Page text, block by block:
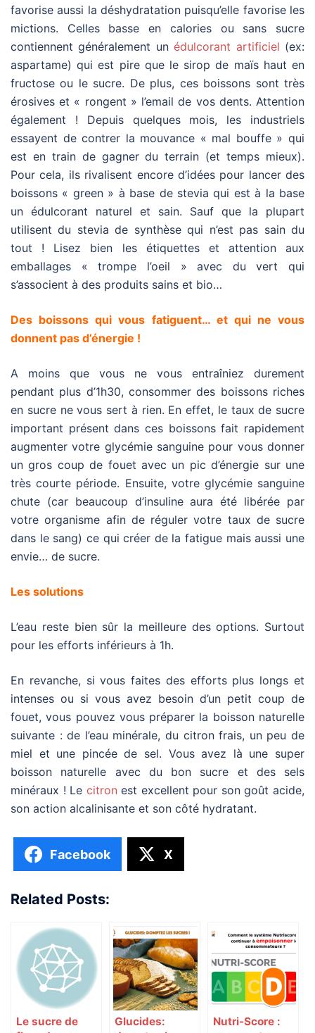
favorise aussi la déshydratation puisqu’elle favorise les
mictions. Celles basse en calories ou sans sucre
contiennent généralement unédulcorant artificiel (ex:
aspartame) qui est pire que le sirop de maïs haut en
fructose ou le sucre. De plus, ces boissons sont très
érosives et « rongent » l’email de vos dents. Attention
également ! Depuis quelques mois, les industriels
essayent de contrer la mouvance « mal bouffe » qui
est en train de gagner du terrain (et temps mieux).
Pour cela, ils rivalisent encore d’idées pour lancer des
boissons « green » à base de stevia qui est à la base
un édulcorant naturel et sain. Sauf que la plupart
utilisent du stevia de synthèse qui n’est pas sain du
tout ! Lisez bien les étiquettes et attention aux
emballages « trompe l’oeil » avec du vert qui
s’associent à des produits sains et bio…
Des boissons qui vous fatiguent… et qui ne vous
donnent pas d’énergie !
A moins que vous ne vous entraîniez durement
pendant plus d’1h30, consommer des boissons riches
en sucre ne vous sert à rien. En effet, le taux de sucre
important présent dans ces boissons fait rapidement
augmenter votre glycémie sanguine pour vous donner
un gros coup de fouet avec un pic d’énergie sur une
très courte période. Ensuite, votre glycémie sanguine
chute (car beaucoup d’insuline aura été libérée par
votre organisme afin de réguler votre taux de sucre
dans le sang) ce qui créer de la fatigue mais aussi une
envie… de sucre.
Les solutions
L’eau reste bien sûr la meilleure des options. Surtout
pour les efforts inférieurs à 1h.
En revanche, si vous faites des efforts plus longs et
intenses ou si vous avez besoin d’un petit coup de
fouet, vous pouvez vous préparer la boisson naturelle
suivante : de l’eau minérale, du citron frais, un peu de
miel et une pincée de sel. Vous avez là une super
boisson naturelle avec du bon sucre et des sels
minéraux ! Le citron est excellent pour son goût acide,
son action alcalinisante et son côté hydratant.
Facebook X
Related Posts:
Le sucre de
Glucides:
Nutri-Score :